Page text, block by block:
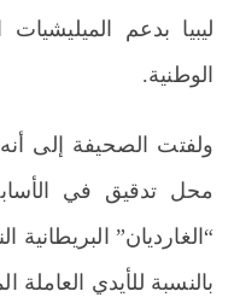
ليبيا بدعم
الوطنية.
محل تدقيق في
“الغارديان”
بالنسبة للأيدي